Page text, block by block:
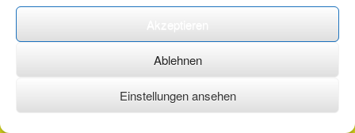
Ablehnen
Einstellungen ansehen
©2026 ·erstehilfekurs-mauch.de ·AGB ·Datenschutzerklärung ·Impressum ·